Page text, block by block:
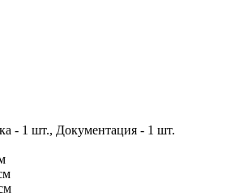
- 1 шт., Документация - 1 шт.